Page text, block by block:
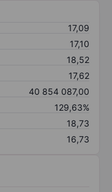
17,09
17,10
18,52
17,62
40 854 087,00
129,63%
18,73
16,73